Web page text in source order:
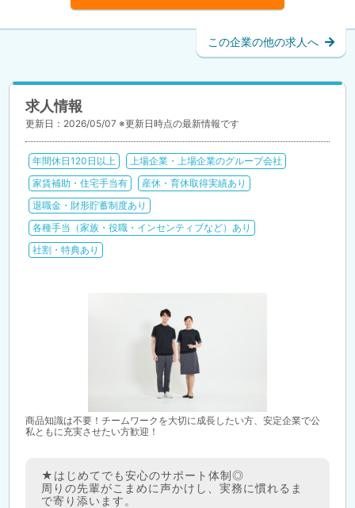
この企業の他の求人へ
求人情報
更新日：2026/05/07 ※更新日時点の最新情報です
年間休日120日以上
上場企業・上場企業のグループ会社
家賃補助・住宅手当有
産休・育休取得実績あり
退職金・財形貯蓄制度あり
各種手当（家族・役職・インセンティブなど）あり
社割・特典あり
商品知識は不要！チームワークを大切に成長したい方、安定企業で公
私ともに充実させたい方歓迎！
★はじめてでも安心のサポート体制◎
周りの先輩がこまめに声かけし、実務に慣れるま
で寄り添います。